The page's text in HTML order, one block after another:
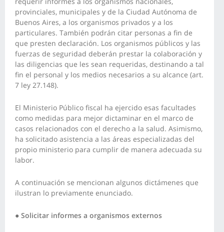
provinciales, municipales y de la Ciudad Autónoma de
Buenos Aires, a los organismos privados y a los
particulares. También podrán citar personas a fin de
que presten declaración. Los organismos públicos y las
fuerzas de seguridad deberán prestar la colaboración y
las diligencias que les sean requeridas, destinando a tal
fin el personal y los medios necesarios a su alcance (art.
7 ley 27.148).
El Ministerio Público fiscal ha ejercido esas facultades
como medidas para mejor dictaminar en el marco de
casos relacionados con el derecho a la salud. Asimismo,
ha solicitado asistencia a las áreas especializadas del
propio ministerio para cumplir de manera adecuada su
labor.
A continuación se mencionan algunos dictámenes que
ilustran lo previamente enunciado.
● Solicitar informes a organismos externos